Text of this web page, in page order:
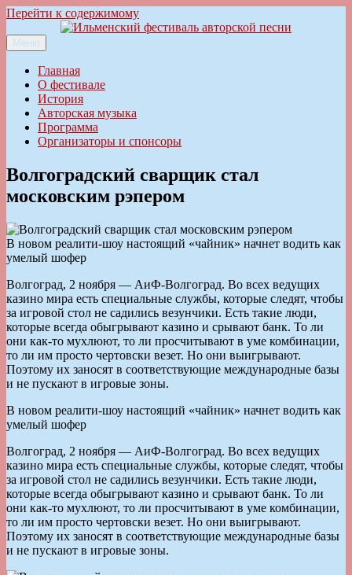
Перейти к содержимому
Ильменский фестиваль авторской песни
Меню
Главная
О фестивале
История
Авторская музыка
Программа
Организаторы и спонсоры
Волгоградский сварщик стал
московским рэпером
В новом реалити-шоу настоящий «чайник» начнет водить как
умелый шофер
Волгоград, 2 ноября — АиФ-Волгоград. Во всех ведущих
казино мира есть специальные службы, которые следят, чтобы
за игровой стол не садились везунчики. Есть такие люди,
которые всегда обыгрывают казино и срывают банк. То ли
они как-то мухлюют, то ли просчитывают в уме комбинации,
то ли им просто чертовски везет. Но они выигрывают.
Поэтому их заносят в соответствующие международные базы
и не пускают в игровые зоны.
В новом реалити-шоу настоящий «чайник» начнет водить как
умелый шофер
Волгоград, 2 ноября — АиФ-Волгоград. Во всех ведущих
казино мира есть специальные службы, которые следят, чтобы
за игровой стол не садились везунчики. Есть такие люди,
которые всегда обыгрывают казино и срывают банк. То ли
они как-то мухлюют, то ли просчитывают в уме комбинации,
то ли им просто чертовски везет. Но они выигрывают.
Поэтому их заносят в соответствующие международные базы
и не пускают в игровые зоны.